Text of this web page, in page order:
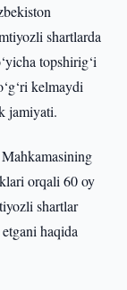
shartlarda
topshirig‘i
kelmaydi
jamiyati.
orqali 60 oy
shartlar
haqida